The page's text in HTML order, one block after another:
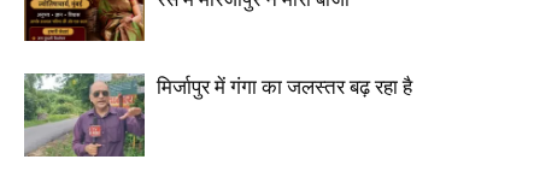
मिर्जापुर में गंगा का जलस्तर बढ़ रहा है